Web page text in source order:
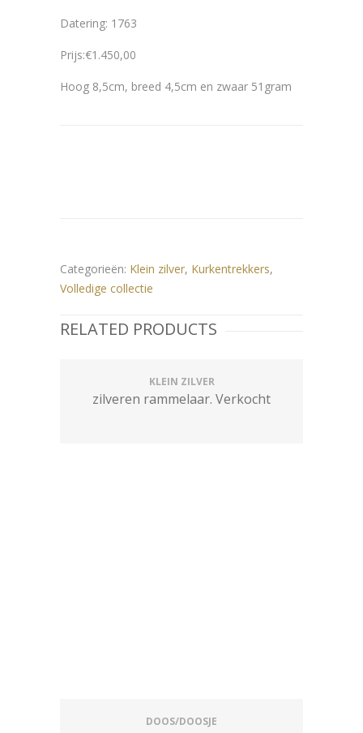
Datering: 1763
Prijs:€1.450,00
Hoog 8,5cm, breed 4,5cm en zwaar 51gram
Categorieën: Klein zilver, Kurkentrekkers,
Volledige collectie
RELATED PRODUCTS
KLEIN ZILVER
zilveren rammelaar. Verkocht
DOOS/DOOSJE